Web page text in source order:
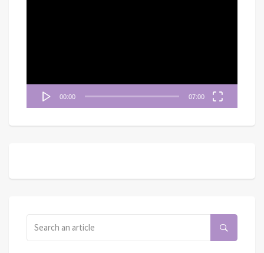
00:00 07:00